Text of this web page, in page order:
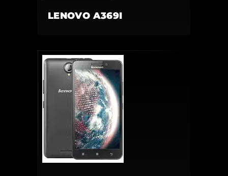
LENOVO A369I